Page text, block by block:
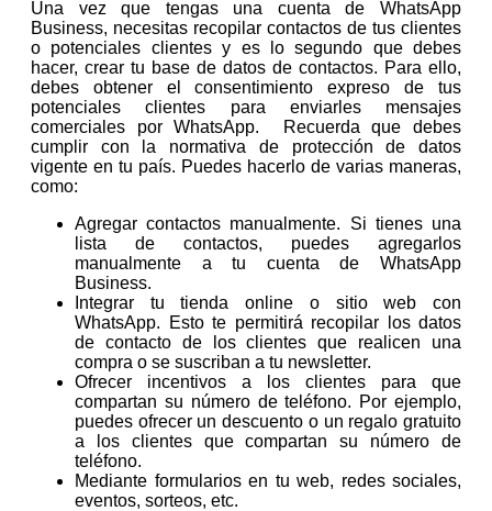
Una vez que tengas una cuenta de WhatsApp
Business, necesitas recopilar contactos de tus clientes
o potenciales clientes y es lo segundo que debes
hacer, crear tu base de datos de contactos. Para ello,
debes obtener el consentimiento expreso de tus
potenciales clientes para enviarles mensajes
comerciales por WhatsApp. Recuerda que debes
cumplir con la normativa de protección de datos
vigente en tu país. Puedes hacerlo de varias maneras,
como:
Agregar contactos manualmente. Si tienes una
lista de contactos, puedes agregarlos
manualmente a tu cuenta de WhatsApp
Business.
Integrar tu tienda online o sitio web con
WhatsApp. Esto te permitirá recopilar los datos
de contacto de los clientes que realicen una
compra o se suscriban a tu newsletter.
Ofrecer incentivos a los clientes para que
compartan su número de teléfono. Por ejemplo,
puedes ofrecer un descuento o un regalo gratuito
a los clientes que compartan su número de
teléfono.
Mediante formularios en tu web, redes sociales,
eventos, sorteos, etc.